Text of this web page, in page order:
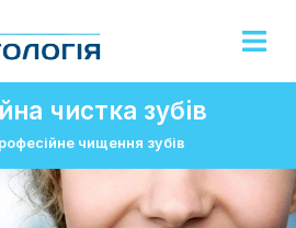
чистка зубів
чищення зубів